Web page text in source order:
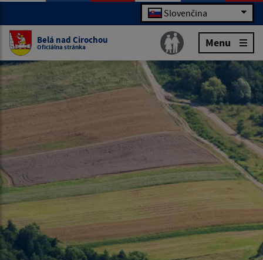
Slovenčina
Belá nad Cirochou
Oficiálna stránka Menu